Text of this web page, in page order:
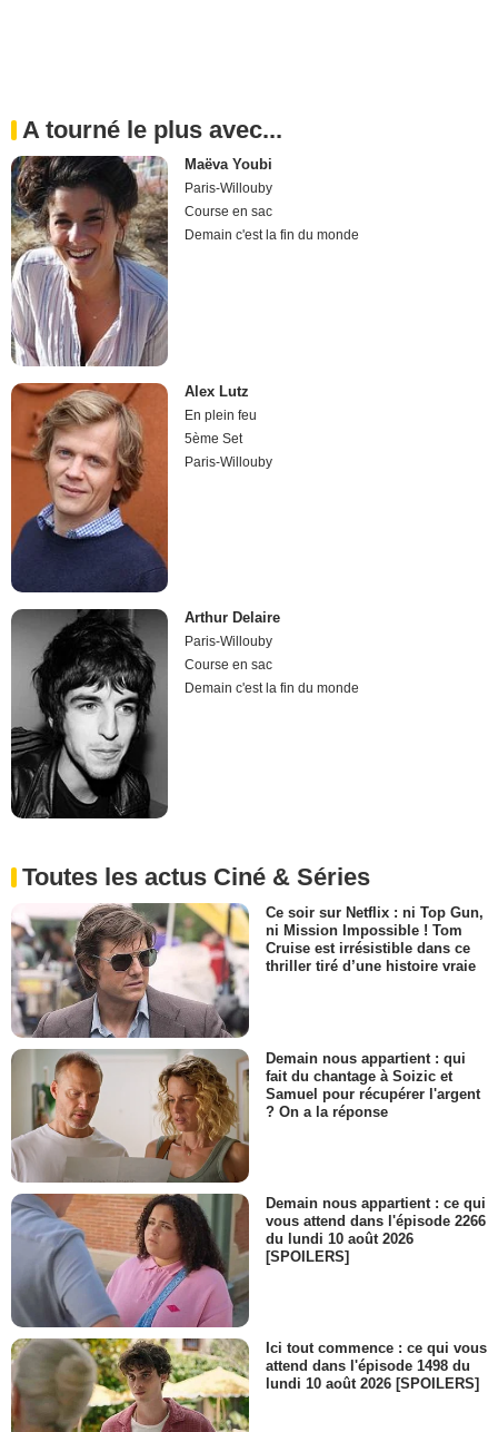
A tourné le plus avec...
Maëva Youbi
Paris-Willouby
Course en sac
Demain c'est la fin du monde
Alex Lutz
En plein feu
5ème Set
Paris-Willouby
Arthur Delaire
Paris-Willouby
Course en sac
Demain c'est la fin du monde
Toutes les actus Ciné & Séries
Ce soir sur Netflix : ni Top Gun,
ni Mission Impossible ! Tom
Cruise est irrésistible dans ce
thriller tiré d’une histoire vraie
Demain nous appartient : qui
fait du chantage à Soizic et
Samuel pour récupérer l'argent
? On a la réponse
Demain nous appartient : ce qui
vous attend dans l'épisode 2266
du lundi 10 août 2026
[SPOILERS]
Ici tout commence : ce qui vous
attend dans l'épisode 1498 du
lundi 10 août 2026 [SPOILERS]